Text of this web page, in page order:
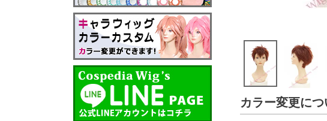
カラー変更につ